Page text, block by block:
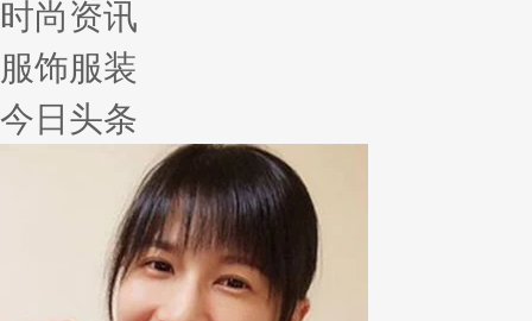
时尚资讯
服饰服装
今日头条